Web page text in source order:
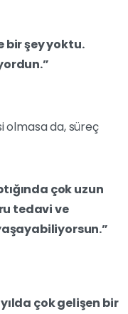
bir şey yoktu.
olmasa da, süreç
çok uzun
tedavi ve
çok gelişen bir